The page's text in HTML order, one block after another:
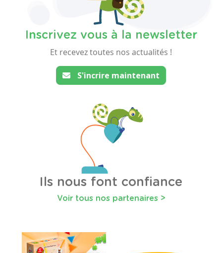
Inscrivez vous à la newsletter
Et recevez toutes nos actualités !
S'incrire maintenant
Ils nous font confiance
Voir tous nos partenaires >